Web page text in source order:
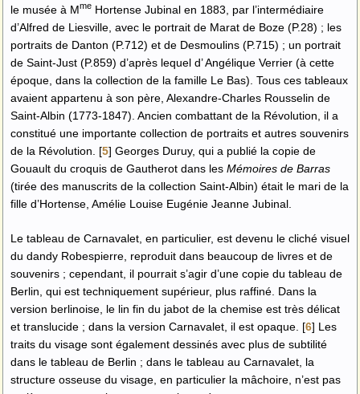
le musée à MmeHortense Jubinal en 1883, par l’intermédiaire
d’Alfred de Liesville, avec le portrait de Marat de Boze (P.28) ; les
portraits de Danton (P.712) et de Desmoulins (P.715) ; un portrait
de Saint-Just (P.859) d’après lequel d’ Angélique Verrier (à cette
époque, dans la collection de la famille Le Bas). Tous ces tableaux
avaient appartenu à son père, Alexandre-Charles Rousselin de
Saint-Albin (1773-1847). Ancien combattant de la Révolution, il a
constitué une importante collection de portraits et autres souvenirs
de la Révolution.
[5] Georges Duruy, qui a publié la copie de
Gouault du croquis de Gautherot dans les Mémoires de Barras
(tirée des manuscrits de la collection Saint-Albin) était le mari de la
fille d’Hortense, Amélie Louise Eugénie Jeanne Jubinal.
Le tableau de Carnavalet, en particulier, est devenu le cliché visuel
du dandy Robespierre, reproduit dans beaucoup de livres et de
souvenirs ; cependant, il pourrait s’agir d’une copie du tableau de
Berlin, qui est techniquement supérieur, plus raffiné. Dans la
version berlinoise, le lin fin du jabot de la chemise est très délicat
et translucide ; dans la version Carnavalet, il est opaque. [6] Les
traits du visage sont également dessinés avec plus de subtilité
dans le tableau de Berlin ; dans le tableau au Carnavalet, la
structure osseuse du visage, en particulier la mâchoire, n’est pas